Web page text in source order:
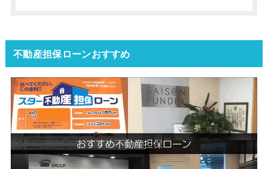
不動産担保ローンおすすめ